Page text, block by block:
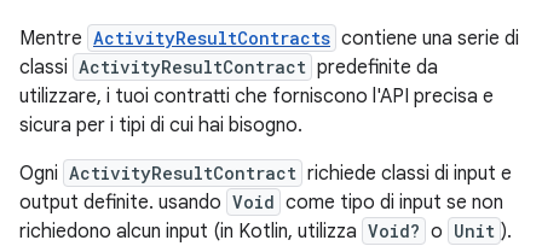
Mentre ActivityResultContracts contiene una serie di
classi ActivityResultContract predefinite da
utilizzare, i tuoi contratti che forniscono l'API precisa e
sicura per i tipi di cui hai bisogno.
Ogni ActivityResultContract richiede classi di input e
output definite. usando Void come tipo di input se non
richiedono alcun input (in Kotlin, utilizza Void? o Unit ).